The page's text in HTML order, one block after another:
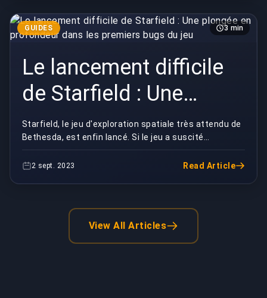
GUIDES 3 min
Le lancement difficile
de Starfield : Une
plongée en profondeur
dans les premiers bugs
du jeu
Starfield, le jeu d'exploration spatiale très attendu de
Bethesda, est enfin lancé. Si le jeu a suscité
l'enthousiasme et l'admiration pour son univer...
2 sept. 2023 Read Article
View All Articles